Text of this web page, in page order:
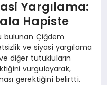
Yargılama:
Hapiste
bulunan Çiğdem
ve siyasi yargılama
diğer tutukluların
vurgulayarak,
gerektiğini belirtti.